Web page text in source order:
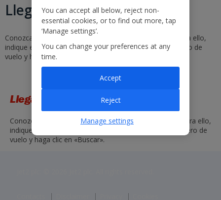
Llegadas y salidas
Conozca los horarios y el estado de nuestros vuelos. Para ello,
indique el aeropuerto de origen y destino o bien el número de
vuelo y haga clic en «Buscar».
Llegadas y salidas
Conozca los horarios y el estado de nuestros vuelos. Para ello,
indique el aeropuerto de origen y destino o bien el número de
vuelo y haga clic en «Buscar».
You can accept all below, reject non-
essential cookies, or to find out more, tap
‘Manage settings’.
You can change your preferences at any
time.
Reject
Accept
Manage settings